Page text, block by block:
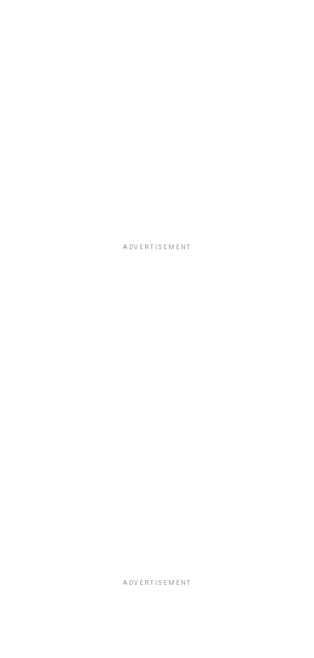
ADVERTISEMENT
ADVERTISEMENT